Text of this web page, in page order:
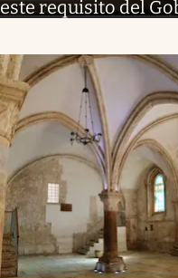
este requisito del